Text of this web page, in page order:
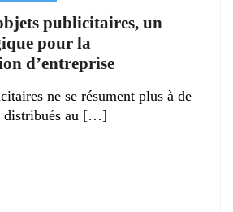
publicitaires, un
pour la
d’entreprise
ne se résument plus à de
distribués au